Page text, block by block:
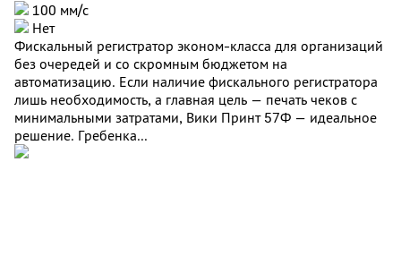
100 мм/с
Нет
Фискальный регистратор эконом-класса для организаций
без очередей и со скромным бюджетом на
автоматизацию. Если наличие фискального регистратора
лишь необходимость, а главная цель — печать чеков с
минимальными затратами, Вики Принт 57Ф — идеальное
решение. Гребенка...